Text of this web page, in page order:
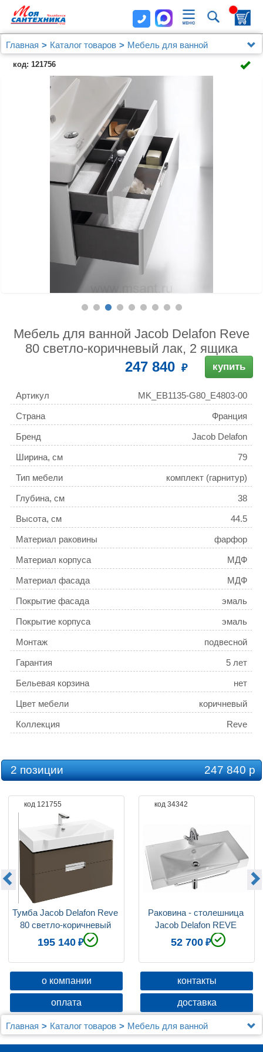
Главная Каталог товаров
Мебель для ванной
Jacob Delafon
Мебель для ванной Jacob Delafon Reve 80 светло-
коричневый лак, 2 ящика
код: 121756
Мебель для ванной Jacob Delafon Reve
80 светло-коричневый лак, 2 ящика
247 840 купить
Артикул MK_EB1135-G80_E4803-00
Страна Франция
Бренд Jacob Delafon
Ширина, см 79
Тип мебели комплект (гарнитур)
Глубина, см 38
Высота, см 44.5
Материал раковины фарфор
Материал корпуса МДФ
Материал фасада МДФ
Покрытие фасада эмаль
Покрытие корпуса эмаль
Монтаж подвесной
Гарантия 5 лет
Бельевая корзина нет
Цвет мебели коричневый
Коллекция Reve
2 позиции 247 840 р
код 121755
Тумба Jacob Delafon Reve
80 светло-коричневый
лак, 2 ящика
195 140
код 34342
Раковина - столешница
Jacob Delafon REVE
E4803
52 700
о компании контакты
оплата доставка
Главная Каталог товаров
Мебель для ванной
Jacob Delafon